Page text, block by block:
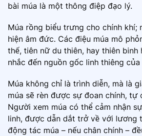
bài múa là một thông điệp đạo lý.
Múa rồng biểu trưng cho chính khí;
hiện âm đức. Các điệu múa mô
thế, tiên nữ du thiên, hay thiên
nhắc đến nguồn gốc linh thiêng
Múa không chỉ là trình diễn, mà là
múa sẽ rèn được sự đoan chính, tự
Người xem múa có thể cảm nhận
linh, được dẫn dắt trở về với lương
động tác múa – nếu chân chính –